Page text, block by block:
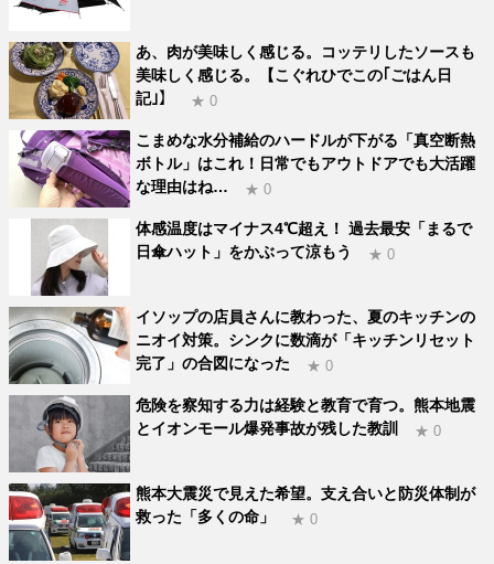
あ、肉が美味しく感じる。コッテリしたソースも
美味しく感じる。【こぐれひでこの｢ごはん日
記｣】
★ 0
こまめな水分補給のハードルが下がる「真空断熱
ボトル」はこれ！日常でもアウトドアでも大活躍
な理由はね…
★ 0
体感温度はマイナス4℃超え！ 過去最安「まるで
日傘ハット」をかぶって涼もう
★ 0
イソップの店員さんに教わった、夏のキッチンの
ニオイ対策。シンクに数滴が「キッチンリセット
完了」の合図になった
★ 0
危険を察知する力は経験と教育で育つ。熊本地震
とイオンモール爆発事故が残した教訓
★ 0
熊本大震災で見えた希望。支え合いと防災体制が
救った「多くの命」
★ 0